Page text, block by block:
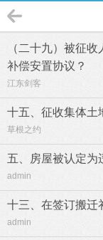
（二十九）被征
补偿安置协议？
江东剑客
十五、征收集体土
草根之约
五、房屋被认定为
admin
十三、在签订搬迁
admin